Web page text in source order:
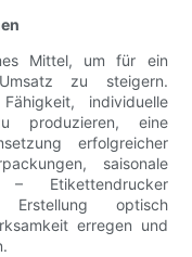
Mittel, um für ein
zu steigern.
individuelle
produzieren, eine
erfolgreicher
saisonale
Etikettendrucker
Erstellung optisch
erregen und